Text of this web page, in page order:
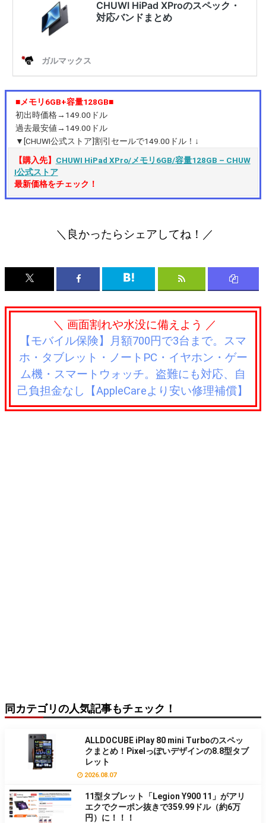
■メモリ6GB+容量128GB■
初出時価格→149.00ドル
過去最安値→149.00ドル
▼[CHUWI公式ストア]割引セールで149.00ドル！↓
【購入先】 CHUWI HiPad XPro/メモリ6GB/容量128GB – CHUW
I公式ストア
最新価格をチェック！
＼良かったらシェアしてね！／
＼ 画面割れや水没に備えよう ／
【モバイル保険】月額700円で3台まで。スマ
ホ・タブレット・ノートPC・イヤホン・ゲー
ム機・スマートウォッチ。盗難にも対応、自
己負担金なし【AppleCareより安い修理補償】
同カテゴリの人気記事もチェック！
ALLDOCUBE iPlay 80 mini Turboのスペッ
クまとめ！Pixelっぽいデザインの8.8型タブ
レット
2026.08.07
11型タブレット「Legion Y900 11」がアリ
エクでクーポン抜きで359.99ドル（約6万
円）に！！！